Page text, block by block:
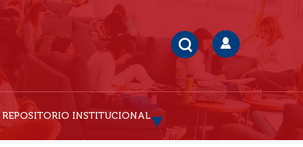
REPOSITORIO INSTITUCIONAL